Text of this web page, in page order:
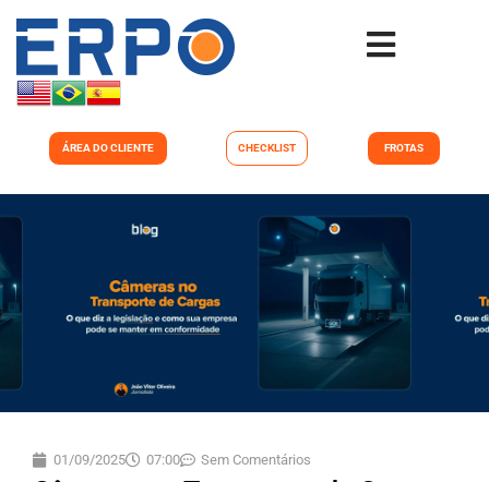
ÁREA DO CLIENTE CHECKLIST FROTAS
01/09/2025 07:00 Sem Comentários